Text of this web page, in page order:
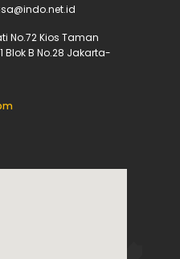
No.72 Kios Taman
Blok B No.28 Jakarta-